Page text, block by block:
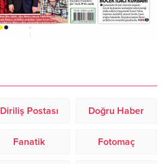
Diriliş Postası Doğru Haber
Fanatik Fotomaç